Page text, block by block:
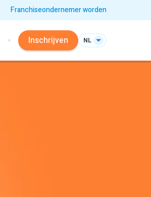
Franchiseondernemer worden
Inschrijven NL